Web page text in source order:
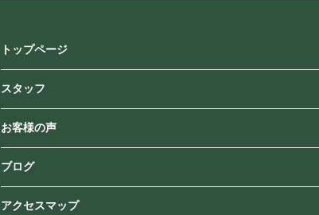
トップページ
スタッフ
お客様の声
ブログ
アクセスマップ